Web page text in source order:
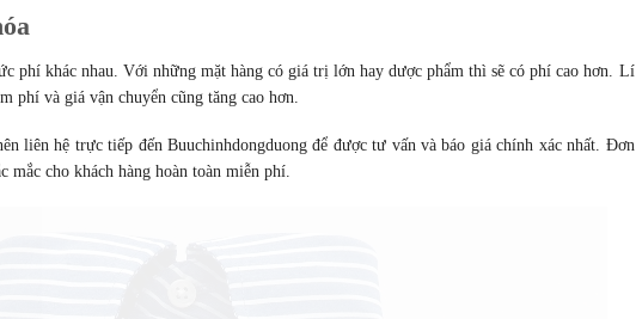
phí khác nhau. Với những mặt hàng có giá trị lớn hay dược phẩm thì sẽ có phí cao hơn. Lí
phí và giá vận chuyển cũng tăng cao hơn.
liên hệ trực tiếp đến Buuchinhdongduong để được tư vấn và báo giá chính xác nhất. Đơn
cho khách hàng hoàn toàn miễn phí.